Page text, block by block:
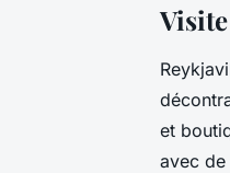
et
avec de